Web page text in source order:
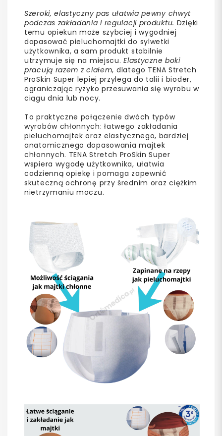
Szeroki, elastyczny pas ułatwia pewny chwyt
podczas zakładania i regulacji produktu. Dzięki
temu opiekun może szybciej i wygodniej
dopasować pieluchomajtki do sylwetki
użytkownika, a sam produkt stabilnie
utrzymuje się na miejscu.Elastyczne boki
pracują razem z ciałem, dlatego TENA Stretch
ProSkin Super lepiej przylega do talii i bioder,
ograniczając ryzyko przesuwania się wyrobu w
ciągu dnia lub nocy.
To praktyczne połączenie dwóch typów
wyrobów chłonnych: łatwego zakładania
pieluchomajtek oraz elastycznego, bardziej
anatomicznego dopasowania majtek
chłonnych. TENA Stretch ProSkin Super
wspiera wygodę użytkownika, ułatwia
codzienną opiekę i pomaga zapewnić
skuteczną ochronę przy średnim oraz ciężkim
nietrzymaniu moczu.